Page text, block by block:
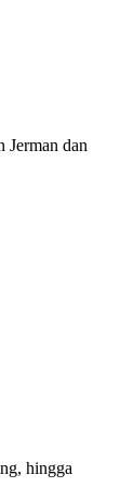
Jerman dan
hingga